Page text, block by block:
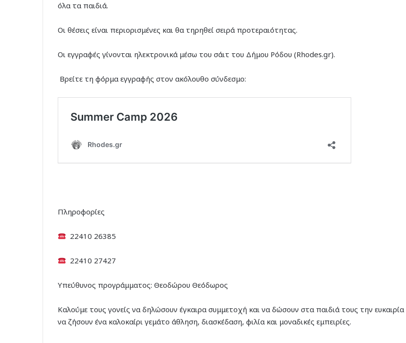
όλα τα παιδιά.
Οι θέσεις είναι περιορισμένες και θα τηρηθεί σειρά προτεραιότητας.
Οι εγγραφές γίνονται ηλεκτρονικά μέσω του σάιτ του Δήμου Ρόδου (Rhodes.gr).
Βρείτε τη φόρμα εγγραφής στον ακόλουθο σύνδεσμο:
Πληροφορίες
22410 26385
22410 27427
Υπεύθυνος προγράμματος: Θεοδώρου Θεόδωρος
Καλούμε τους γονείς να δηλώσουν έγκαιρα συμμετοχή και να δώσουν στα παιδιά τους την ευκαιρία
να ζήσουν ένα καλοκαίρι γεμάτο άθληση, διασκέδαση, φιλία και μοναδικές εμπειρίες.